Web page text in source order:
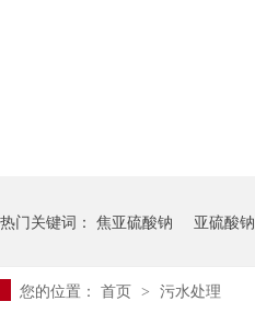
热门关键词： 焦亚硫酸钠 亚硫酸钠
您的位置： 首页 > 污水处理